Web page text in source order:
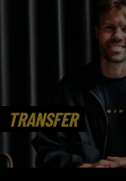
TRANSFER